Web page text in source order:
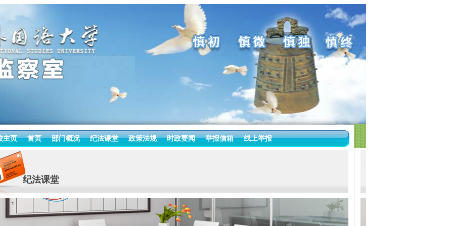
主页 首页 部门概况 纪法课堂 政策法规 时政要闻 举报信箱 线上举报
纪法课堂